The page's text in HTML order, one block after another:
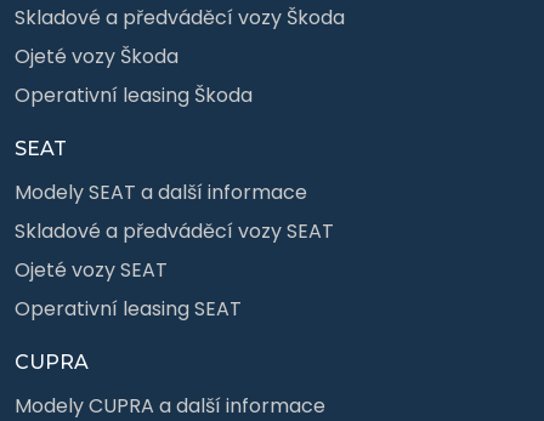
Skladové a předváděcí vozy Škoda
Ojeté vozy Škoda
Operativní leasing Škoda
SEAT
Modely SEAT a další informace
Skladové a předváděcí vozy SEAT
Ojeté vozy SEAT
Operativní leasing SEAT
CUPRA
Modely CUPRA a další informace